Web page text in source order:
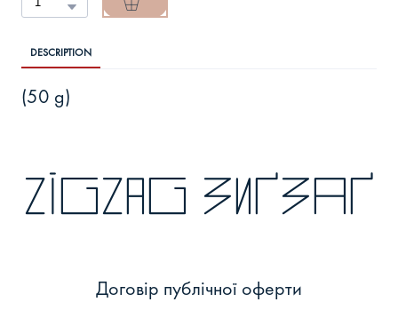
DESCRIPTION
(50 g)
zigzag зиґзаґ
Договір публічної оферти